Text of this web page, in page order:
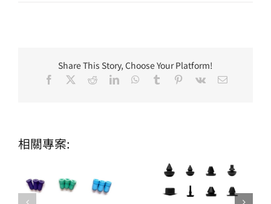
Share This Story, Choose Your Platform!
Facebook RedditLinkedInWhatsApp
Tumblr Pinterest
Vk Email:
相關專案: